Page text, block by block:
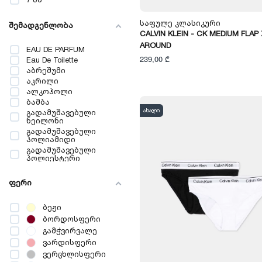
Საფულე Კლასიკური
CALVIN KLEIN - CK MEDIUM FLAP
AROUND
239,00 ₾
ახალი
სპორტული შარვალი
10 წელი
14 წელი
21
22
26
27
28
16 წელი
29
30
31
33
35
37
41
44
45
46
48
8-10 წელი
12-14 წელი
შემადგენლობა
EAU DE PARFUM
Eau De Toilette
აბრეშუმი
აკრილი
ალკოჰოლი
ბამბა
გადამუშავებული
ნეილონი
გადამუშავებული
პოლიამიდი
გადამუშავებული
პოლიესტერი
ეთანოლი
ვისკოზა
ზამში
ლიოსელი
მატყლი
მდგრადი ვისკოზა
ფერი
ბეჟი
ბორდოსფერი
გამჭვირვალე
ვარდისფერი
ვერცხლისფერი